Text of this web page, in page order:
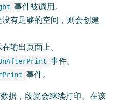
事件被调用。
有足够的空间，则会创建
输出页面上。
事件。
事件。
，段就会继续打印。在该